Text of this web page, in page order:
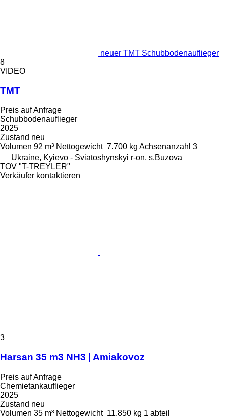
neuer TMT Schubbodenauflieger
8
VIDEO
TMT
Preis auf Anfrage
Schubbodenauflieger
2025
Zustand neu
Volumen 92 m³ Nettogewicht 7.700 kg Achsenanzahl 3
Ukraine, Kyievo - Sviatoshynskyi r-on, s.Buzova
TOV "T-TREYLER"
Verkäufer kontaktieren
3
Harsan 35 m3 NH3 | Amiakovoz
Preis auf Anfrage
Chemietankauflieger
2025
Zustand neu
Volumen 35 m³ Nettogewicht 11.850 kg 1 abteil